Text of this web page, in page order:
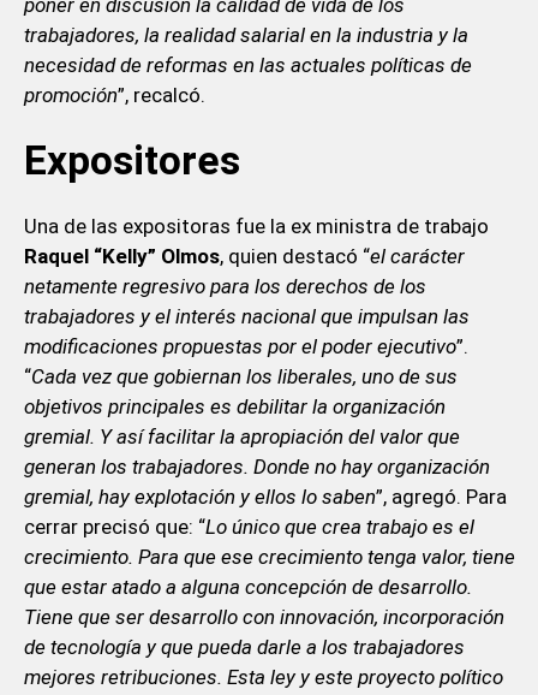
trabajadores, la realidad salarial en la industria y la
necesidad de reformas en las actuales políticas de
promoción”, recalcó.
Expositores
Una de las expositoras fue la ex ministra de trabajo
Raquel “Kelly” Olmos, quien destacó “el carácter
netamente regresivo para los derechos de los
trabajadores y el interés nacional que impulsan las
modificaciones propuestas por el poder ejecutivo”.
“Cada vez que gobiernan los liberales, uno de sus
objetivos principales es debilitar la organización
gremial. Y así facilitar la apropiación del valor que
generan los trabajadores. Donde no hay organización
gremial, hay explotación y ellos lo saben”, agregó. Para
cerrar precisó que: “Lo único que crea trabajo es el
crecimiento. Para que ese crecimiento tenga valor, tiene
que estar atado a alguna concepción de desarrollo.
Tiene que ser desarrollo con innovación, incorporación
de tecnología y que pueda darle a los trabajadores
mejores retribuciones. Esta ley y este proyecto político